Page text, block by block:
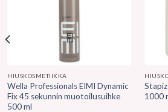
HIUSKOSMETIIKKA
Wella Professionals EIMI Dynamic
Fix 45 sekunnin muotoilusuihke
500 ml
1000